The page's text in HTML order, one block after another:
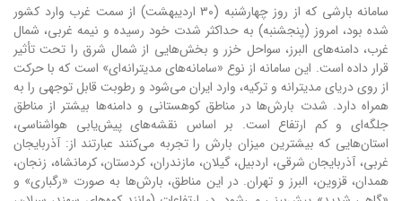
سامانه بارشی که از روز چهارشنبه (۳۰ اردیبهشت) از سمت غرب وارد کشور
شده بود، امروز (پنجشنبه) به حداکثر شدت خود رسیده و نیمه غربی، شمال
غرب، دامنه‌های البرز، سواحل خزر و بخش‌هایی از شمال شرق را تحت تأثیر
قرار داده است. این سامانه از نوع «سامانه‌های مدیترانه‌ای» است که با حرکت
از روی دریای مدیترانه و ترکیه، وارد ایران می‌شود و رطوبت قابل توجهی را به
همراه دارد. شدت بارش‌ها در مناطق کوهستانی و دامنه‌ها بیشتر از مناطق
جلگه‌ای و کم ارتفاع است. بر اساس نقشه‌های پیش‌یابی هواشناسی،
استان‌هایی که بیشترین میزان بارش را تجربه می‌کنند عبارتند از: آذربایجان
غربی، آذربایجان شرقی، اردبیل، گیلان، مازندران، کردستان، کرمانشاه، زنجان،
همدان، قزوین، البرز و تهران. در این مناطق، بارش‌ها به صورت «رگباری» و